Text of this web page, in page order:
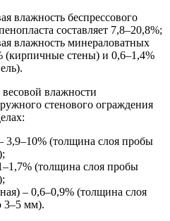
влажность беспрессового
составляет 7,8–20,8%;
влажность минераловатных
(кирпичные стены) и 0,6–1,4%
влажности
стенового ограждения
3,9–10% (толщина слоя пробы
(толщина слоя пробы
– 0,6–0,9% (толщина слоя
3–5 мм).